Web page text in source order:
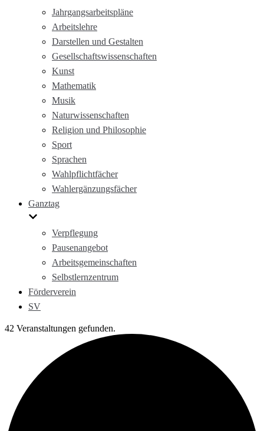
Jahrgangsarbeitspläne
Arbeitslehre
Darstellen und Gestalten
Gesellschaftswissenschaften
Kunst
Mathematik
Musik
Naturwissenschaften
Religion und Philosophie
Sport
Sprachen
Wahlpflichtfächer
Wahlergänzungsfächer
Ganztag
Verpflegung
Pausenangebot
Arbeitsgemeinschaften
Selbstlernzentrum
Förderverein
SV
42 Veranstaltungen gefunden.